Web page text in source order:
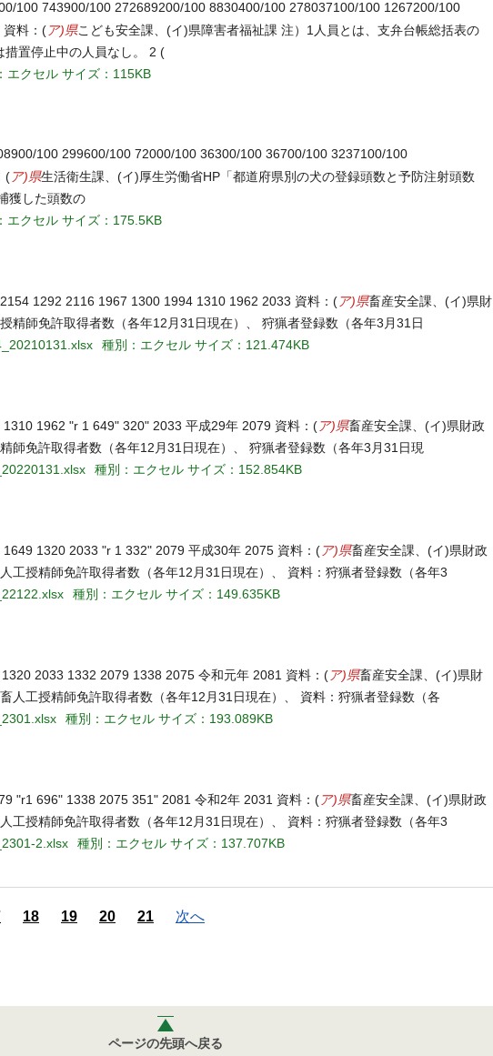
100 743900/100 272689200/100 8830400/100 278037100/100 1267200/100
料：( ア)県こども安全課、(イ)県障害者福祉課 注）1人員とは、支弁台帳総括表の
措置停止中の人員なし。 2 (
エクセル サイズ：115KB
100 299600/100 72000/100 36300/100 36700/100 3237100/100
( ア)県生活衛生課、(イ)厚生労働省HP「都道府県別の犬の登録頭数と予防注射頭数
獲した頭数の
エクセル サイズ：175.5KB
1292 2116 1967 1300 1994 1310 1962 2033 資料：( ア)県畜産安全課、(イ)県財
師免許取得者数（各年12月31日現在）、 狩猟者登録数（各年3月31日
種別：エクセル サイズ：121.474KB
1962 "r 1 649" 320" 2033 平成29年 2079 資料：( ア)県畜産安全課、(イ)県財政
師免許取得者数（各年12月31日現在）、 狩猟者登録数（各年3月31日現
種別：エクセル サイズ：152.854KB
1320 2033 "r 1 332" 2079 平成30年 2075 資料：(ア)県畜産安全課、(イ)県財政
工授精師免許取得者数（各年12月31日現在）、 資料：狩猟者登録数（各年3
種別：エクセル サイズ：149.635KB
2033 1332 2079 1338 2075 令和元年 2081 資料：( ア)県畜産安全課、(イ)県財
人工授精師免許取得者数（各年12月31日現在）、 資料：狩猟者登録数（各
種別：エクセル サイズ：193.089KB
"r1 696" 1338 2075 351" 2081 令和2年 2031 資料：( ア)県畜産安全課、(イ)県財政
工授精師免許取得者数（各年12月31日現在）、 資料：狩猟者登録数（各年3
2.xlsx
種別：エクセル サイズ：137.707KB
18 19 20 21 次へ
ページの先頭へ戻る